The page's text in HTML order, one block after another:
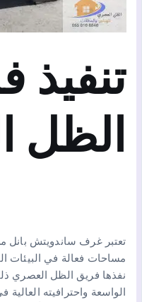
تنفيذ
الظل
تعتبر غرف ساندويتش بانل
مساحات فعالة في البيئات
نفذها فريق الظل العصري
الواسعة واحترافيته